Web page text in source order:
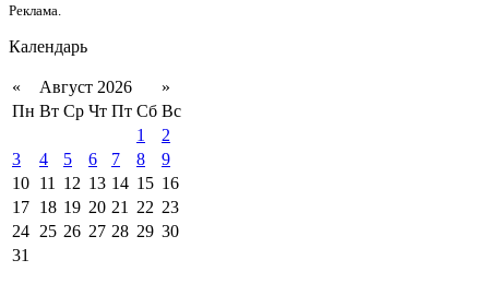
Реклама.
Календарь
« Август 2026
»
Пн Вт Ср Чт Пт Сб Вс
1
2
3
4 5 6 7 8
9
10 11 12 13 14 15 16
17 18 19 20 21 22 23
24 25 26 27 28 29 30
31